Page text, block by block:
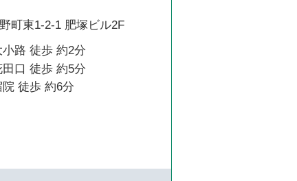
町東1-2-1 肥塚ビル2F
路 徒歩 約2分
口 徒歩 約5分
徒歩 約6分